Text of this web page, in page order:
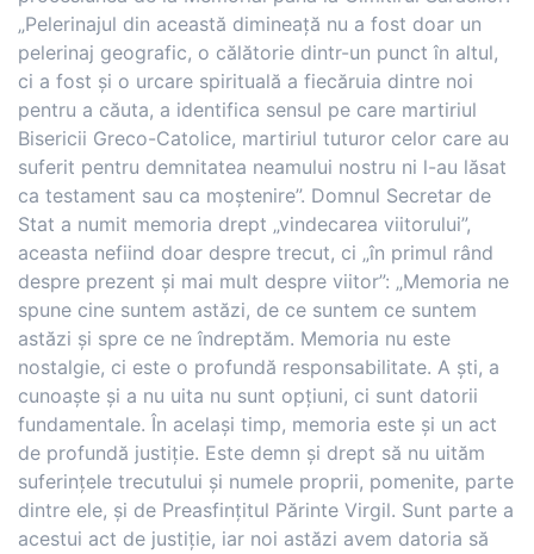
„Pelerinajul din această dimineață nu a fost doar un
pelerinaj geografic, o călătorie dintr-un punct în altul,
ci a fost și o urcare spirituală a fiecăruia dintre noi
pentru a căuta, a identifica sensul pe care martiriul
Bisericii Greco-Catolice, martiriul tuturor celor care au
suferit pentru demnitatea neamului nostru ni l-au lăsat
ca testament sau ca moștenire”. Domnul Secretar de
Stat a numit memoria drept „vindecarea viitorului”,
aceasta nefiind doar despre trecut, ci „în primul rând
despre prezent și mai mult despre viitor”: „Memoria ne
spune cine suntem astăzi, de ce suntem ce suntem
astăzi și spre ce ne îndreptăm. Memoria nu este
nostalgie, ci este o profundă responsabilitate. A ști, a
cunoaște și a nu uita nu sunt opțiuni, ci sunt datorii
fundamentale. În același timp, memoria este și un act
de profundă justiție. Este demn și drept să nu uităm
suferințele trecutului și numele proprii, pomenite, parte
dintre ele, și de Preasfințitul Părinte Virgil. Sunt parte a
acestui act de justiție, iar noi astăzi avem datoria să